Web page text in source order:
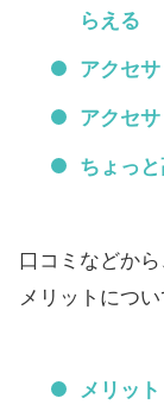
らえる
アクセ
アクセ
ちょっ
口コミなどから
メリットにつ
メリッ